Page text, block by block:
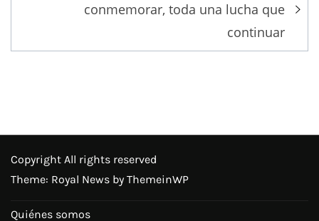
conmemorar, toda una lucha que
continuar
Copyright All rights reserved
Theme: Royal News by ThemeinWP
Quiénes somos